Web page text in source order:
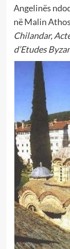
Angelinës
në Malin
Chilandar,
d’Etudes